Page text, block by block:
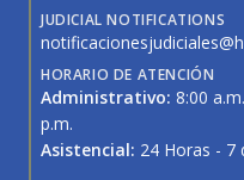
JUDICIAL NOTIFICATIONS
HORARIO DE ATENCIÓN
Administrativo: 8:00
p.m.
Asistencial: 24 Horas - 7